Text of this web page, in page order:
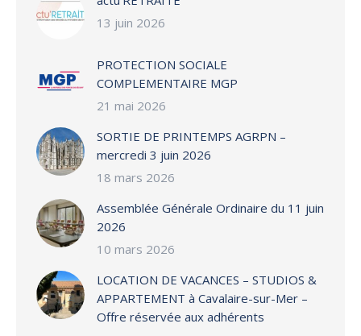
13 juin 2026
PROTECTION SOCIALE
COMPLEMENTAIRE MGP
21 mai 2026
SORTIE DE PRINTEMPS AGRPN –
mercredi 3 juin 2026
18 mars 2026
Assemblée Générale Ordinaire du 11 juin
2026
10 mars 2026
LOCATION DE VACANCES – STUDIOS &
APPARTEMENT à Cavalaire-sur-Mer –
Offre réservée aux adhérents